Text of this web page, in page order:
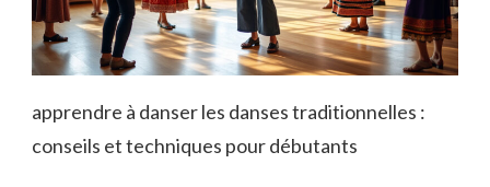
apprendre à danser les danses traditionnelles :
conseils et techniques pour débutants